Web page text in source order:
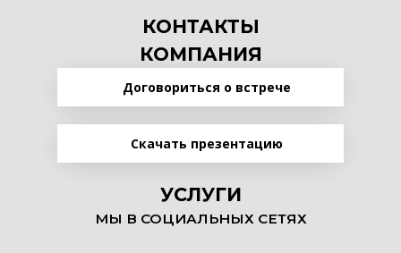
КОНТАКТЫ
КОМПАНИЯ
Договориться о встрече
Скачать презентацию
УСЛУГИ
МЫ В СОЦИАЛЬНЫХ СЕТЯХ